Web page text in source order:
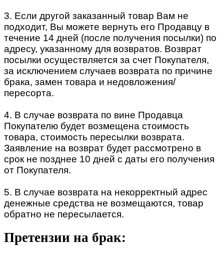
3. Если другой заказанный товар Вам не
подходит, Вы можете вернуть его Продавцу в
течение 14 дней (после получения посылки) по
адресу, указанному для возвратов. Возврат
посылки осуществляется за счет Покупателя,
за исключением случаев возврата по причине
брака, замен товара и недовложения/
пересорта.
4. В случае возврата по вине Продавца
Покупателю будет возмещена стоимость
товара, стоимость пересылки возврата.
Заявление на возврат будет рассмотрено в
срок не позднее 10 дней с даты его получения
от Покупателя.
5. В случае возврата на некорректный адрес
денежные средства не возмещаются, товар
обратно не пересылается.
Претензии на брак: